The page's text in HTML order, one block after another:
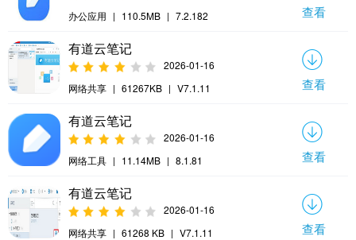
办公应用 | 110.5MB | 7.2.182 查看
有道云笔记
2026-01-16
网络共享 | 61267KB | V7.1.11 查看
有道云笔记
2026-01-16
网络工具 | 11.14MB | 8.1.81 查看
有道云笔记
2026-01-16
网络共享 | 61268 KB | V7.1.11 查看